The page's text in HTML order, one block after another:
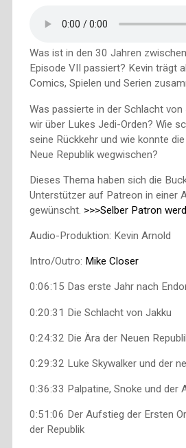
Was ist in den 30 Jahren
Episode VII passiert? Kevin trägt
Comics, Spielen und Serien
Was passierte in der Schlacht von
wir über Lukes Jedi-Orden? Wie
seine Rückkehr und wie konnte
Neue Republik wegwischen?
Dieses Thema haben sich die
Unterstützer auf Patreon in einer
gewünscht. >>>Selber Patron
Audio-Produktion: Kevin Arnold
Intro/Outro: Mike Closer
0:06:15 Das erste Jahr nach
0:20:31 Die Schlacht von Jakku
0:24:32 Die Ära der Neuen
0:29:32 Luke Skywalker und der
0:36:33 Palpatine, Snoke und der
0:51:06 Der Aufstieg der Ersten
der Republik